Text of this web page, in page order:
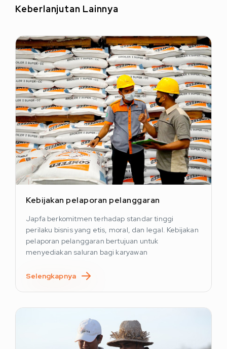
Keberlanjutan Lainnya
Kebijakan pelaporan pelanggaran
Japfa berkomitmen terhadap standar tinggi
perilaku bisnis yang etis, moral, dan legal. Kebijakan
pelaporan pelanggaran bertujuan untuk
menyediakan saluran bagi karyawan
Selengkapnya